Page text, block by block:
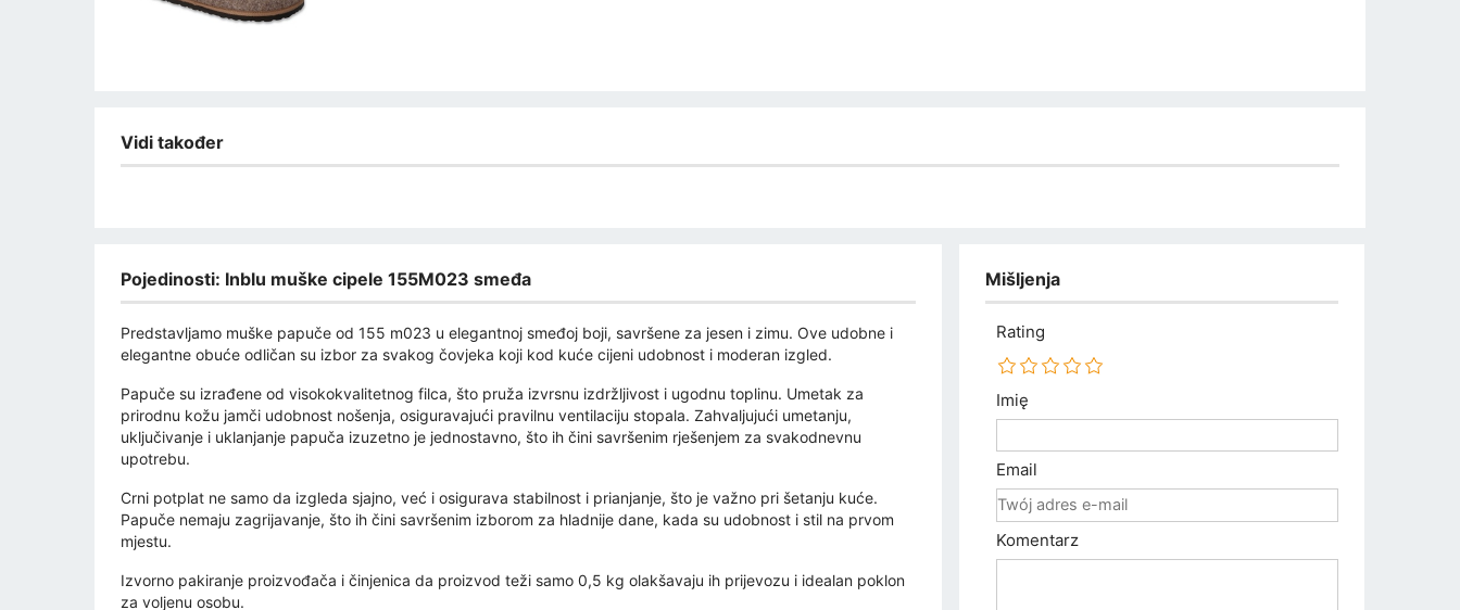
Vidi također
Pojedinosti: Inblu muške cipele 155M023 smeđa
Predstavljamo muške papuče od 155 m023 u elegantnoj smeđoj boji, savršene za jesen i zimu. Ove udobne i
elegantne obuće odličan su izbor za svakog čovjeka koji kod kuće cijeni udobnost i moderan izgled.
Papuče su izrađene od visokokvalitetnog filca, što pruža izvrsnu izdržljivost i ugodnu toplinu. Umetak za
prirodnu kožu jamči udobnost nošenja, osiguravajući pravilnu ventilaciju stopala. Zahvaljujući umetanju,
uključivanje i uklanjanje papuča izuzetno je jednostavno, što ih čini savršenim rješenjem za svakodnevnu
upotrebu.
Crni potplat ne samo da izgleda sjajno, već i osigurava stabilnost i prianjanje, što je važno pri šetanju kuće.
Papuče nemaju zagrijavanje, što ih čini savršenim izborom za hladnije dane, kada su udobnost i stil na prvom
mjestu.
Izvorno pakiranje proizvođača i činjenica da proizvod teži samo 0,5 kg olakšavaju ih prijevozu i idealan poklon
za voljenu osobu.
Mišljenja
Rating
Imię
Email
Komentarz